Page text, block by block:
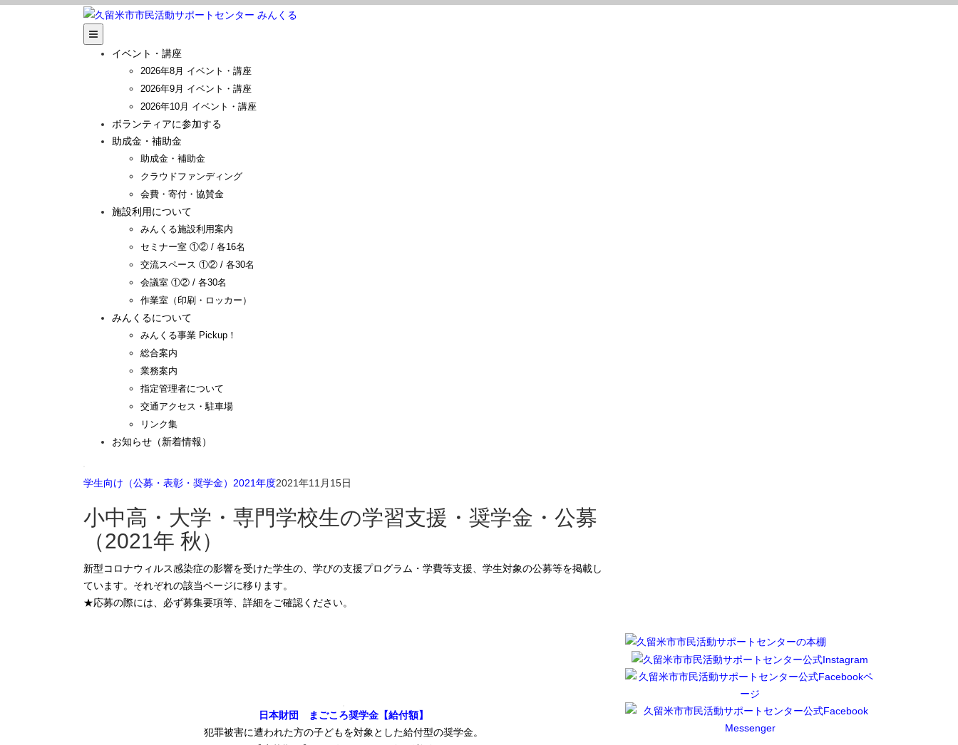
イベント・講座
2026年8月 イベント・講座
2026年9月 イベント・講座
2026年10月 イベント・講座
ボランティアに参加する
助成金・補助金
助成金・補助金
クラウドファンディング
会費・寄付・協賛金
施設利用について
みんくる施設利用案内
セミナー室 ①② / 各16名
交流スペース ①② / 各30名
会議室 ①② / 各30名
作業室（印刷・ロッカー）
みんくるについて
みんくる事業 Pickup！
総合案内
業務案内
指定管理者について
交通アクセス・駐車場
リンク集
お知らせ（新着情報）
学生向け（公募・表彰・奨学金）2021年度2021年11月15日
小中高・大学・専門学校生の学習支援・奨学金・公募
（2021年 秋）
新型コロナウィルス感染症の影響を受けた学生の、学びの支援プログラム・学費等支援、学生対象の公募等を掲載し
ています。それぞれの該当ページに移ります。
★応募の際には、必ず募集要項等、詳細をご確認ください。
日本財団 まごころ奨学金【給付額】
犯罪被害に遭われた方の子どもを対象とした給付型の奨学金。